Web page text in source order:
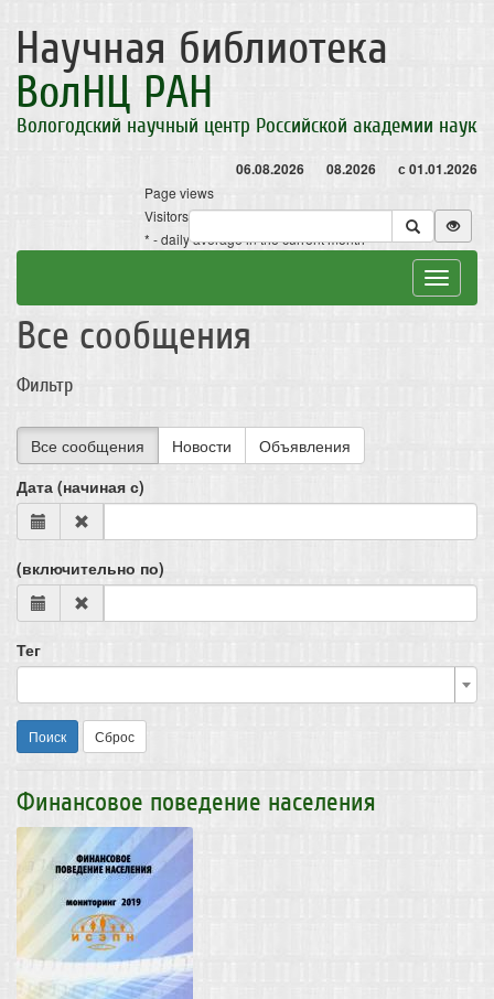
Научная библиотека
ВолНЦ РАН
Вологодский научный центр Российской академии наук
06.08.2026 08.2026 с 01.01.2026
Page views
Visitors
* - daily average in the current month
Toggle
Все сообщения
Фильтр
Все сообщения Новости
Объявления
Дата (начиная с)
(включительно по)
Тег
Поиск Сброс
Финансовое поведение населения